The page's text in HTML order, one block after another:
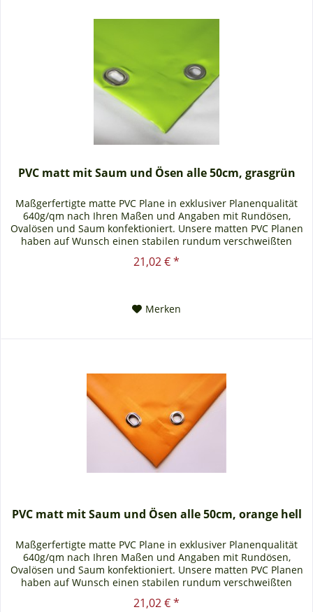
PVC matt mit Saum und Ösen alle 50cm, grasgrün
Maßgerfertigte matte PVC Plane in exklusiver Planenqualität
640g/qm nach Ihren Maßen und Angaben mit Rundösen,
Ovalösen und Saum konfektioniert. Unsere matten PVC Planen
haben auf Wunsch einen stabilen rundum verschweißten
Saum in der...
21,02 € *
Merken
PVC matt mit Saum und Ösen alle 50cm, orange hell
Maßgerfertigte matte PVC Plane in exklusiver Planenqualität
640g/qm nach Ihren Maßen und Angaben mit Rundösen,
Ovalösen und Saum konfektioniert. Unsere matten PVC Planen
haben auf Wunsch einen stabilen rundum verschweißten
Saum in der...
21,02 € *